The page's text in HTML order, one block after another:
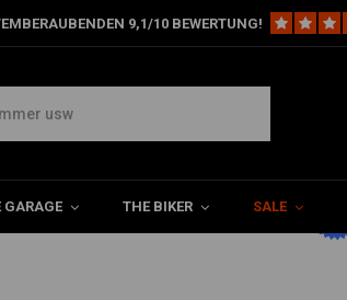
9,1/10 BEWERTUNG!
GARAGE THE BIKER SALE
5,75 "Grill Scheinwerfer unten schwarz